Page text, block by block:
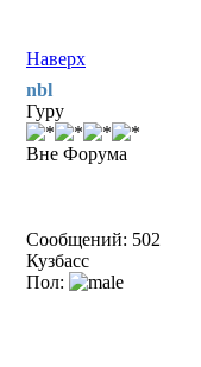
Наверх
nbl
Гуру
Вне Форума
Сообщений: 502
Кузбасс
Пол: